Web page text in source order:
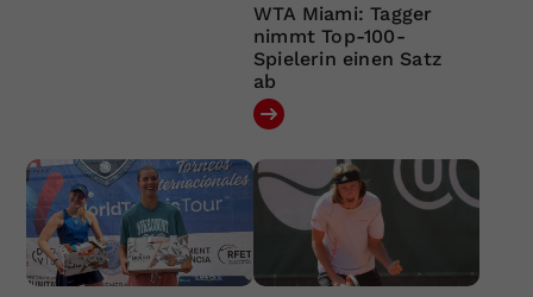
WTA Miami: Tagger
nimmt Top-100-
Spielerin einen Satz
ab